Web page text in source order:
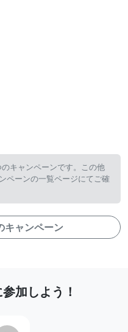
キャンペーンです。この他
ペーンの一覧ページにてご確
キャンペーン
加しよう！